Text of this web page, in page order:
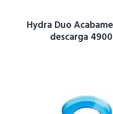
Hydra Duo
descarga